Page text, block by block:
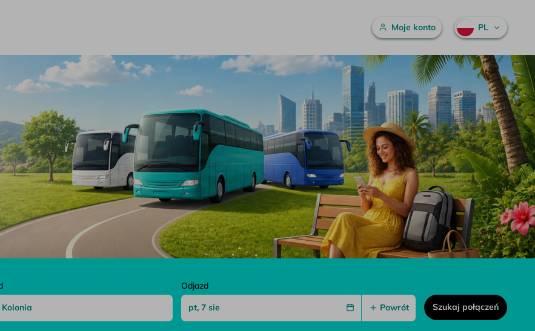
Menu główne
Moje konto PL
Odjazd
Powrót
Szukaj połączeń